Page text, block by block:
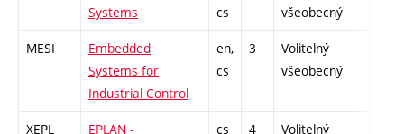
Systems
cs
všeobecný
MESI
Embedded
Systems for
Industrial Control
en,
cs
3
Volitelný
všeobecný
XEPL
EPLAN -
cs 4
Volitelný